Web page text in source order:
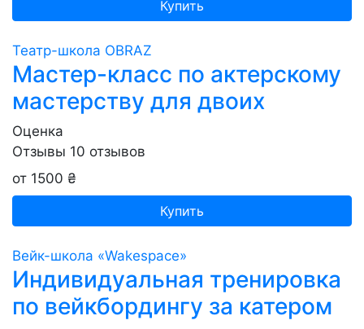
Купить
Театр-школа OBRAZ
Мастер-класс по актерскому
мастерству для двоих
Оценка
Отзывы 10 отзывов
от 1500 ₴
Купить
Вейк-школа «Wakespace»
Индивидуальная тренировка
по вейкбордингу за катером